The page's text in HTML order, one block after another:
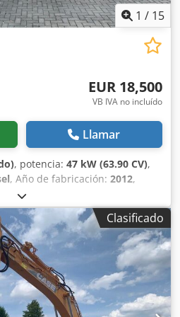
1 / 15
EUR 18,500
VB IVA no incluído
Llamar
, potencia: 47 kW (63.90 CV),
, Año de fabricación: 2012,
1,060 h
Alrof - Control con 2 pedales
Serie CASE 121E, modelo 3 –
– 1.060 horas de funcionamiento
CASE 121E, modelo 3, año de
se encuentra en buen
de funcionamiento. La
estado tanto a nivel
para una amplia gama
Clasificado